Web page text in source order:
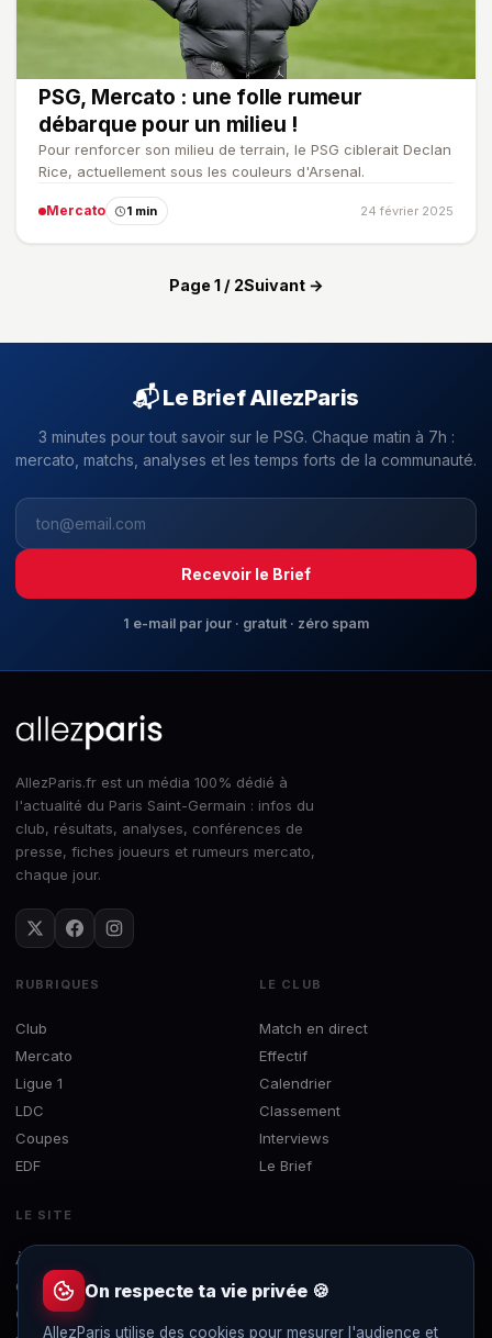
PSG, Mercato : une folle rumeur
débarque pour un milieu !
Pour renforcer son milieu de terrain, le PSG ciblerait Declan
Rice, actuellement sous les couleurs d'Arsenal.
Mercato 1 min 24 février 2025
Page 1 / 2Suivant →
📬 Le Brief AllezParis
3 minutes pour tout savoir sur le PSG. Chaque matin à 7h :
mercato, matchs, analyses et les temps forts de la communauté.
Recevoir le Brief
1 e-mail par jour · gratuit · zéro spam
AllezParis.fr est un média 100% dédié à
l'actualité du Paris Saint-Germain : infos du
club, résultats, analyses, conférences de
presse, fiches joueurs et rumeurs mercato,
chaque jour.
RUBRIQUES
Club
Mercato
Ligue 1
LDC
Coupes
EDF
LE CLUB
Match en direct
Effectif
Calendrier
Classement
Interviews
Le Brief
LE SITE
À propos
Concours
Contact
On respecte ta vie privée 🍪
AllezParis utilise des cookies pour mesurer l'audience et